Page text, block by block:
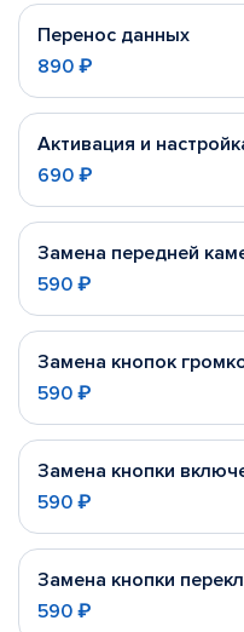
Перенос данных
890 ₽
Активация и
690 ₽
Замена передней
590 ₽
Замена кнопок
590 ₽
Замена кнопки
590 ₽
Замена кнопки
590 ₽